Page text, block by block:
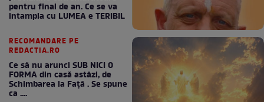
pentru final de an. Ce se va
intampla cu LUMEA e TERIBIL
RECOMANDARE PE
REDACTIA.RO
Ce să nu arunci SUB NICI O
FORMA din casă astăzi, de
Schimbarea la Față . Se spune
ca ....